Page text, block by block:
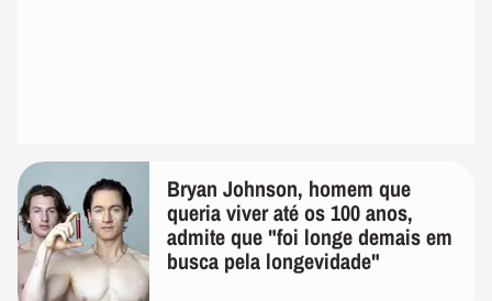
Bryan Johnson, homem que
queria viver até os 100 anos,
admite que "foi longe demais em
busca pela longevidade"